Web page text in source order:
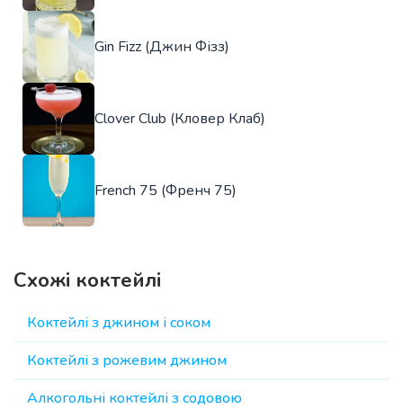
Gin Fizz (Джин Фізз)
Clover Club (Кловер Клаб)
French 75 (Френч 75)
Схожі коктейлі
Коктейлі з джином і соком
Коктейлі з рожевим джином
Алкогольні коктейлі з содовою